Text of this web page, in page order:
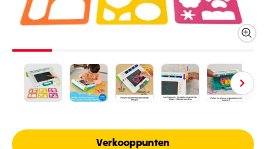
Verkooppunten